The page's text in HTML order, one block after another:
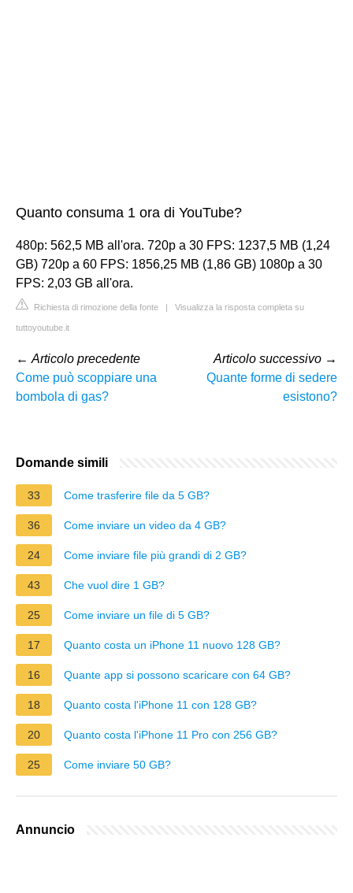
Quanto consuma 1 ora di YouTube?
480p: 562,5 MB all'ora. 720p a 30 FPS: 1237,5 MB (1,24
GB) 720p a 60 FPS: 1856,25 MB (1,86 GB) 1080p a 30
FPS: 2,03 GB all'ora.
Richiesta di rimozione della fonte | Visualizza la risposta completa su
tuttoyoutube.it
← Articolo precedente
Come può scoppiare una
bombola di gas?
Articolo successivo →
Quante forme di sedere
esistono?
Domande simili
33 Come trasferire file da 5 GB?
36 Come inviare un video da 4 GB?
24 Come inviare file più grandi di 2 GB?
43 Che vuol dire 1 GB?
25 Come inviare un file di 5 GB?
17 Quanto costa un iPhone 11 nuovo 128 GB?
16 Quante app si possono scaricare con 64 GB?
18 Quanto costa l'iPhone 11 con 128 GB?
20 Quanto costa l'iPhone 11 Pro con 256 GB?
25 Come inviare 50 GB?
Annuncio